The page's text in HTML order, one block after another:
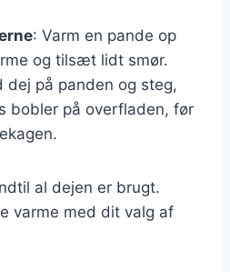
: Varm en pande op
og tilsæt lidt smør.
på panden og steg,
bobler på overfladen, før
al dejen er brugt.
varme med dit valg af